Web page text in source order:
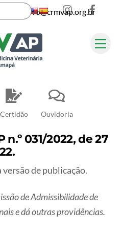
Certidão Ouvidoria
Instagram
n.º 031/2022, de 27
versão de publicação.
de Admissibilidade de
e dá outras providências.